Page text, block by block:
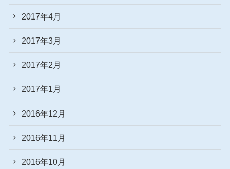
2017年4月
2017年3月
2017年2月
2017年1月
2016年12月
2016年11月
2016年10月